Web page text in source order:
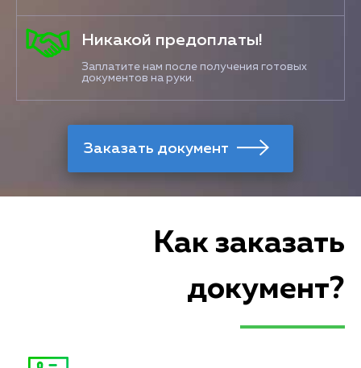
Никакой предоплаты!
Заплатите нам после получения готовых
документов на руки.
Как заказать
документ?